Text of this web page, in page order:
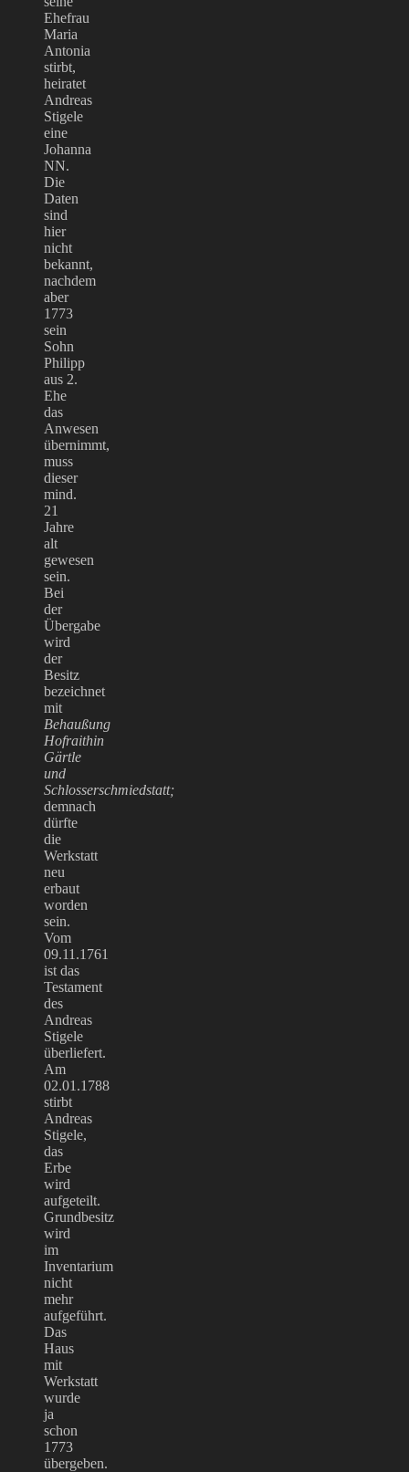
Ehefrau
Maria
Antonia
stirbt,
heiratet
Andreas
Stigele
eine
Johanna
NN.
Die
Daten
sind
hier
nicht
bekannt,
nachdem
aber
1773
sein
Sohn
Philipp
aus 2.
Ehe
das
Anwesen
übernimmt,
muss
dieser
mind.
21
Jahre
alt
gewesen
sein.
Bei
der
Übergabe
wird
der
Besitz
bezeichnet
mit
Behaußung
Hofraithin
Gärtle
und
Schlosserschmiedstatt;
demnach
dürfte
die
Werkstatt
neu
erbaut
worden
sein.
Vom
09.11.1761
ist das
Testament
des
Andreas
Stigele
überliefert.
Am
02.01.1788
stirbt
Andreas
Stigele,
das
Erbe
wird
aufgeteilt.
Grundbesitz
wird
im
Inventarium
nicht
mehr
aufgeführt.
Das
Haus
mit
Werkstatt
wurde
ja
schon
1773
übergeben.